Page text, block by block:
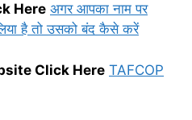
Here अगर आपका नाम पर
है तो उसको बंद कैसे करें
Click Here TAFCOP